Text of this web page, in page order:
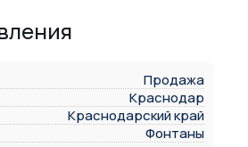
Продажа
Краснодар
Краснодарский край
Фонтаны